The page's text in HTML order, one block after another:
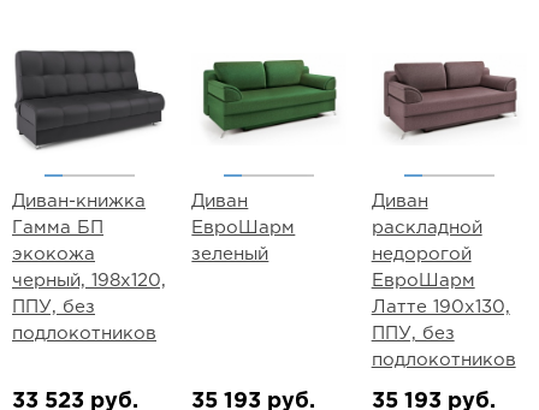
Диван-книжка
Гамма БП
экокожа
черный, 198х120,
ППУ, без
подлокотников
33 523 руб.
Диван
ЕвроШарм
зеленый
35 193 руб.
Диван
раскладной
недорогой
ЕвроШарм
Латте 190х130,
ППУ, без
подлокотников
35 193 руб.